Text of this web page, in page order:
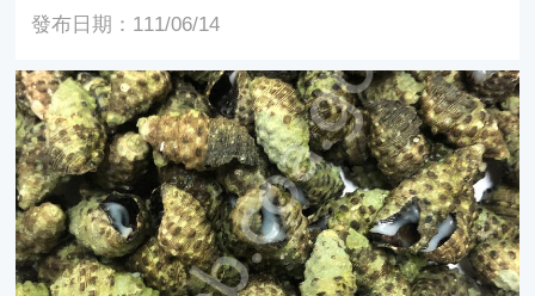
發布日期：111/06/14
黑瘤海蜷Batillaria sordid